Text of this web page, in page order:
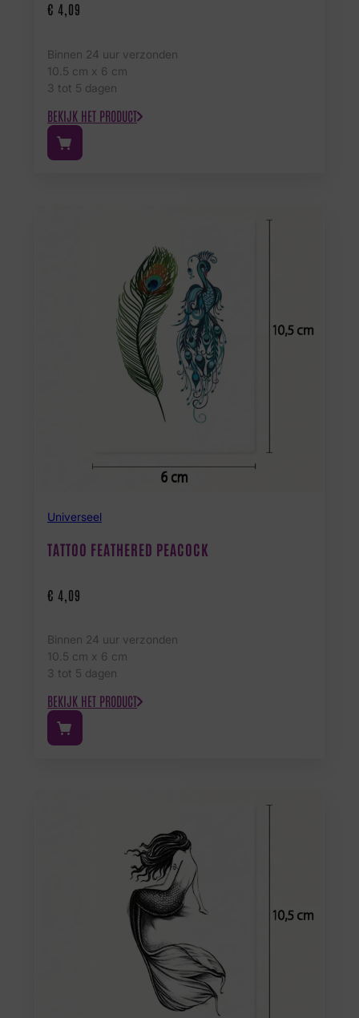
€ 4,09
Binnen 24 uur verzonden
10.5 cm x 6 cm
3 tot 5 dagen
BEKIJK HET PRODUCT
Universeel
TATTOO FEATHERED PEACOCK
€ 4,09
Binnen 24 uur verzonden
10.5 cm x 6 cm
3 tot 5 dagen
BEKIJK HET PRODUCT